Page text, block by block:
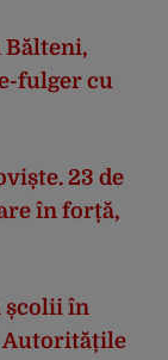
Bălteni,
fulger cu
23 de
în forță,
școlii în
Autoritățile